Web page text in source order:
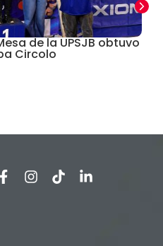
(24)
Salud
Empresariales
de la UPSJB obtuvo
Circolo